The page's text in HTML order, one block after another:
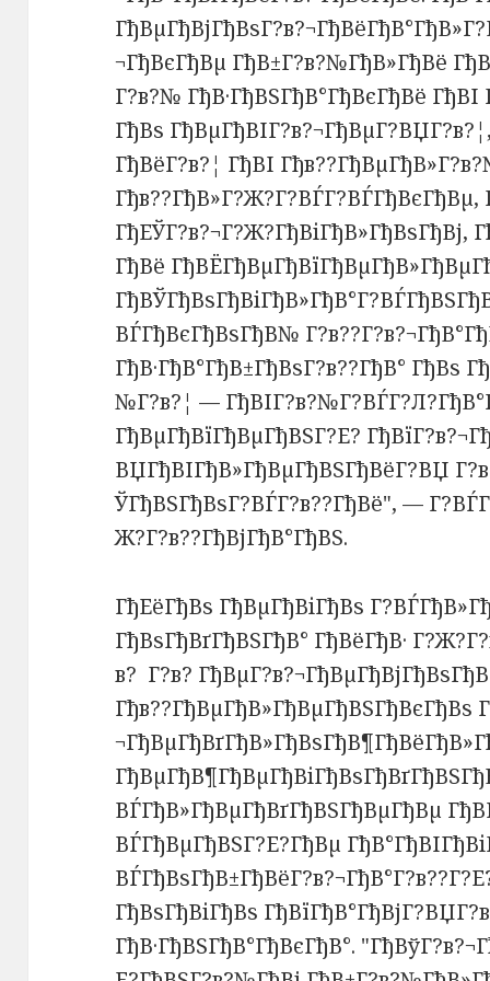
¬ГђВєГђВµ ГђВ±Г?в?№ГђВ»ГђВё
Г?в?№ ГђВ·ГђВЅГђВ°ГђВєГђВё ГђВІ
ГђВѕ
ГђВёГ?в?¦ ГђВІ
Гђв??ГђВ»Г?Ж?Г?ВЃГ?ВЃГђВєГђВµ,
ГђЕЎГ?в?¬Г?Ж?ГђВіГђВ»ГђВѕГђВј,
ГђВё
ВЃГђВєГђВѕГђВ№
ГђВ·ГђВ°ГђВ±ГђВѕГ?в??ГђВ° ГђВѕ
№Г?в?¦ —
ГђВµГђВїГђВµГђВЅГ?Е?
ВЏГђВІГђВ»ГђВµГђВЅГђВёГ?ВЏ
ЎГђВЅГђВѕГ?ВЃГ?в??ГђВё", —
Ж?Г?в??ГђВјГђВ°ГђВЅ.
ГђЕёГђВѕ ГђВµГђВіГђВѕ
ГђВѕГђВґГђВЅГђВ° ГђВёГђВ·
в? Г?в?
Гђв??ГђВµГђВ»ГђВµГђВЅГђВєГђВѕ
ВЃГђВ»ГђВµГђВґГђВЅГђВµГђВµ
ВЃГђВµГђВЅГ?Е?ГђВµ
ГђВѕГђВіГђВѕ
ГђВ·ГђВЅГђВ°ГђВєГђВ°.